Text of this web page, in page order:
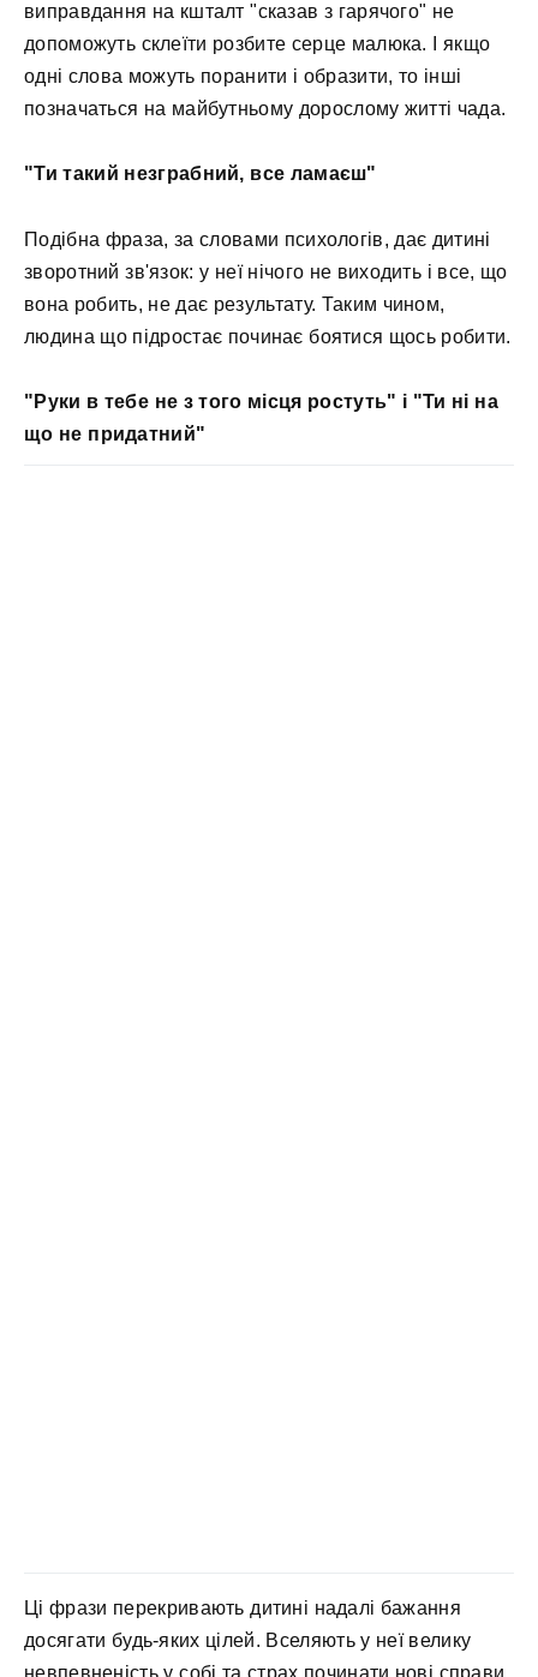
виправдання на кшталт "сказав з гарячого" не
допоможуть склеїти розбите серце малюка. І якщо
одні слова можуть поранити і образити, то інші
позначаться на майбутньому дорослому житті чада.
"Ти такий незграбний, все ламаєш"
Подібна фраза, за словами психологів, дає дитині
зворотний зв'язок: у неї нічого не виходить і все, що
вона робить, не дає результату. Таким чином,
людина що підростає починає боятися щось робити.
"Руки в тебе не з того місця ростуть" і "Ти ні на
що не придатний"
Ці фрази перекривають дитині надалі бажання
досягати будь-яких цілей. Вселяють у неї велику
невпевненість у собі та страх починати нові справи.